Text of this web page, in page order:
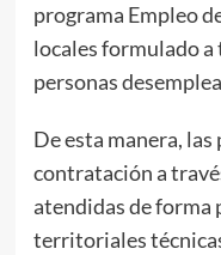
programa Empleo
locales formulado
personas
De esta manera,
contratación a
atendidas de forma
territoriales